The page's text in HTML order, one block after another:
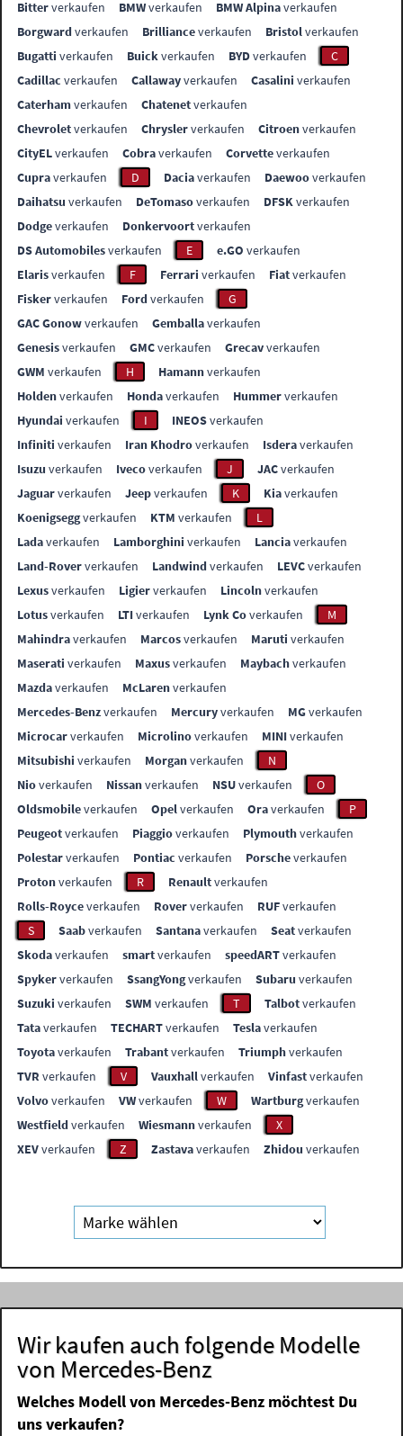
Bitterverkaufen BMWverkaufen BMW Alpinaverkaufen
Borgwardverkaufen Brillianceverkaufen Bristolverkaufen
Bugatti verkaufen Buickverkaufen BYDverkaufen
C
Cadillac verkaufen Callawayverkaufen Casalini verkaufen
Caterhamverkaufen Chatenetverkaufen
Chevroletverkaufen Chryslerverkaufen Citroenverkaufen
CityELverkaufen Cobraverkaufen Corvetteverkaufen
Cupraverkaufen D Daciaverkaufen Daewooverkaufen
Daihatsu verkaufen DeTomasoverkaufen DFSKverkaufen
Dodgeverkaufen Donkervoortverkaufen
DS Automobilesverkaufen E e.GO verkaufen
Elarisverkaufen F Ferrari verkaufen Fiatverkaufen
Fiskerverkaufen Fordverkaufen
G
GAC Gonowverkaufen Gemballaverkaufen
Genesisverkaufen GMCverkaufen Grecavverkaufen
GWM verkaufen H Hamannverkaufen
Holdenverkaufen Hondaverkaufen Hummerverkaufen
Hyundai verkaufen I INEOSverkaufen
Infiniti verkaufen Iran Khodroverkaufen Isderaverkaufen
Isuzu verkaufen Ivecoverkaufen J JACverkaufen
Jaguarverkaufen Jeepverkaufen K Kiaverkaufen
Koenigseggverkaufen KTM verkaufen
L
Ladaverkaufen Lamborghini verkaufen Lanciaverkaufen
Land-Roververkaufen Landwindverkaufen LEVCverkaufen
Lexusverkaufen Ligierverkaufen Lincolnverkaufen
Lotusverkaufen LTIverkaufen Lynk Coverkaufen
M
Mahindraverkaufen Marcosverkaufen Maruti verkaufen
Maserati verkaufen Maxusverkaufen Maybachverkaufen
Mazdaverkaufen McLarenverkaufen
Mercedes-Benzverkaufen Mercuryverkaufen MGverkaufen
Microcarverkaufen Microlinoverkaufen MINIverkaufen
Mitsubishi verkaufen Morganverkaufen
N
Nioverkaufen Nissanverkaufen NSUverkaufen
O
Oldsmobileverkaufen Opelverkaufen Oraverkaufen
P
Peugeotverkaufen Piaggioverkaufen Plymouthverkaufen
Polestarverkaufen Pontiac verkaufen Porscheverkaufen
Protonverkaufen R Renaultverkaufen
Rolls-Royceverkaufen Roververkaufen RUFverkaufen
S
Saabverkaufen Santanaverkaufen Seatverkaufen
Skodaverkaufen smartverkaufen speedARTverkaufen
Spykerverkaufen SsangYongverkaufen Subaru verkaufen
Suzuki verkaufen SWM verkaufen T Talbotverkaufen
Tataverkaufen TECHARTverkaufen Teslaverkaufen
Toyotaverkaufen Trabantverkaufen Triumphverkaufen
TVR verkaufen V Vauxhallverkaufen Vinfastverkaufen
Volvoverkaufen VWverkaufen W Wartburgverkaufen
Westfieldverkaufen Wiesmannverkaufen
X
XEVverkaufen Z Zastavaverkaufen Zhidou verkaufen
Wir kaufen auch folgende Modelle
von Mercedes-Benz
Welches Modell von Mercedes-Benz möchtest Du
uns verkaufen?